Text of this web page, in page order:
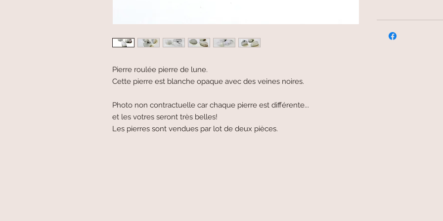
Pierre roulée pierre de lune.
Cette pierre est blanche opaque avec des veines noires.
Photo non contractuelle car chaque pierre est différente...
et les votres seront très belles!
Les pierres sont vendues par lot de deux pièces.